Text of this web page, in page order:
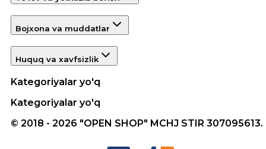
Bojxona va muddatlar
Huquq va xavfsizlik
Kategoriyalar yo'q
Kategoriyalar yo'q
© 2018 - 2026 "OPEN SHOP" MCHJ STIR 307095613.